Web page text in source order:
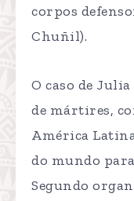
corpos
Chuñil).
O caso de
de mártires,
América
do mundo
Segundo